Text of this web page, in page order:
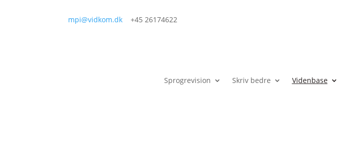
mpi@vidkom.dk +45 26174622
Sprogrevision Skriv bedre Videnbase